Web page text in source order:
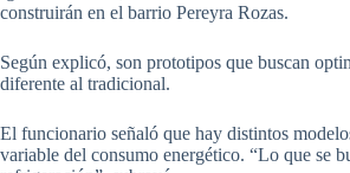
construirán en el barrio Pereyra Rozas.
Según explicó, son prototipos que buscan
diferente al tradicional.
El funcionario señaló que hay distintos
variable del consumo energético. “Lo que se